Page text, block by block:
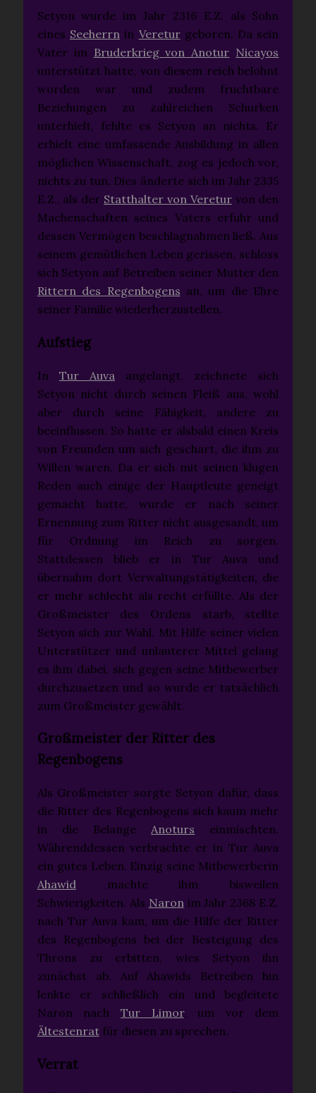
Setyon wurde im Jahr 2316 E.Z. als Sohn
eines Seeherrnin Vereturgeboren. Da sein
Vater im Bruderkrieg von Anotur Nicayos
unterstützt hatte, von diesem reich belohnt
worden war und zudem fruchtbare
Beziehungen zu zahlreichen Schurken
unterhielt, fehlte es Setyon an nichts. Er
erhielt eine umfassende Ausbildung in allen
möglichen Wissenschaft, zog es jedoch vor,
nichts zu tun. Dies änderte sich im Jahr 2335
E.Z., als der Statthalter von Vereturvon den
Machenschaften seines Vaters erfuhr und
dessen Vermögen beschlagnahmen ließ. Aus
seinem gemütlichen Leben gerissen, schloss
sich Setyon auf Betreiben seiner Mutter den
Rittern des Regenbogens an, um die Ehre
seiner Familie wiederherzustellen.
Aufstieg
In Tur Auva angelangt, zeichnete sich
Setyon nicht durch seinen Fleiß aus, wohl
aber durch seine Fähigkeit, andere zu
beeinflussen. So hatte er alsbald einen Kreis
von Freunden um sich geschart, die ihm zu
Willen waren. Da er sich mit seinen klugen
Reden auch einige der Hauptleute geneigt
gemacht hatte, wurde er nach seiner
Ernennung zum Ritter nicht ausgesandt, um
für Ordnung im Reich zu sorgen.
Stattdessen blieb er in Tur Auva und
übernahm dort Verwaltungstätigkeiten, die
er mehr schlecht als recht erfüllte. Als der
Großmeister des Ordens starb, stellte
Setyon sich zur Wahl. Mit Hilfe seiner vielen
Unterstützer und unlauterer Mittel gelang
es ihm dabei, sich gegen seine Mitbewerber
durchzusetzen und so wurde er tatsächlich
zum Großmeister gewählt.
Großmeister der Ritter des
Regenbogens
Als Großmeister sorgte Setyon dafür, dass
die Ritter des Regenbogens sich kaum mehr
in die Belange Anoturs einmischten.
Währenddessen verbrachte er in Tur Auva
ein gutes Leben. Einzig seine Mitbewerberin
Ahawid machte ihm bisweilen
Schwierigkeiten. Als Naron im Jahr 2368 E.Z.
nach Tur Auva kam, um die Hilfe der Ritter
des Regenbogens bei der Besteigung des
Throns zu erbitten, wies Setyon ihn
zunächst ab. Auf Ahawids Betreiben hin
lenkte er schließlich ein und begleitete
Naron nach Tur Limor, um vor dem
Ältestenratfür diesen zu sprechen.
Verrat